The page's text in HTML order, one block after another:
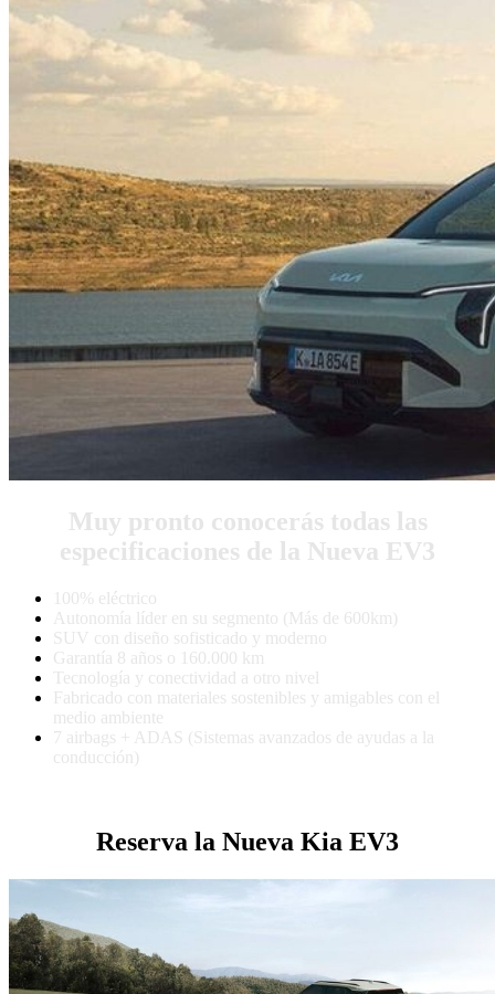
Muy pronto conocerás todas las
especificaciones de la Nueva EV3
100% eléctrico
Autonomía líder en su segmento (Más de 600km)
SUV con diseño sofisticado y moderno
Garantía 8 años o 160.000 km
Tecnología y conectividad a otro nivel
Fabricado con materiales sostenibles y amigables con el
medio ambiente
7 airbags + ADAS (Sistemas avanzados de ayudas a la
conducción)
Reserva la Nueva Kia EV3